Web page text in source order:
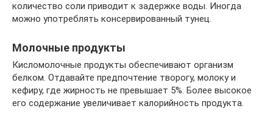
количество соли приводит к задержке воды. Иногда
можно употреблять консервированный тунец.
Молочные продукты
Кисломолочные продукты обеспечивают организм
белком. Отдавайте предпочтение творогу, молоку и
кефиру, где жирность не превышает 5%. Более высокое
его содержание увеличивает калорийность продукта.